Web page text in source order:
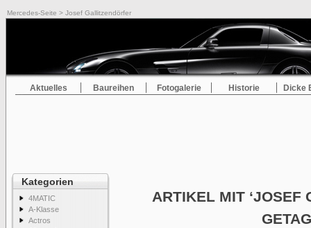
Mercedes-Seite > Josef Gallitzendörfer
Aktuelles Baureihen Fotogalerie Historie Dicke
Kategorien
4MATIC
A-Klasse
Actros
ARTIKEL MIT ‘JOSEF